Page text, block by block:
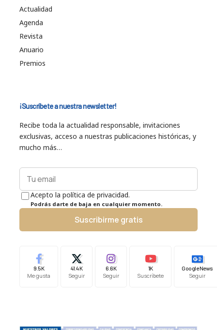
Actualidad
Agenda
Revista
Anuario
Premios
¡Suscríbete a nuestra newsletter!
Recibe toda la actualidad responsable, invitaciones
exclusivas, acceso a nuestras publicaciones históricas, y
mucho más…
Acepto la política de privacidad.
Podrás darte de baja en cualquier momento.
Suscribirme gratis
9.5K
Me gusta
41.4K
Seguir
6.6K
Seguir
1K
Suscríbete
Google News
Seguir